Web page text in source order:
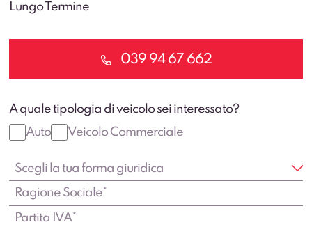
Lungo Termine
039 94 67 662
A quale tipologia di veicolo sei interessato?
Auto
Veicolo Commerciale